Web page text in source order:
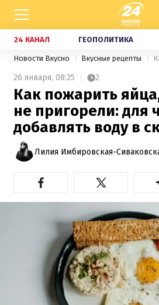
24 КАНАЛ ГЕОПОЛИТИКА
Новости Вкусно Вкусные рецепты
26 января, 08:25 2
Как пожарить
не пригорели: для
добавлять воду в
Лилия Имбировская-